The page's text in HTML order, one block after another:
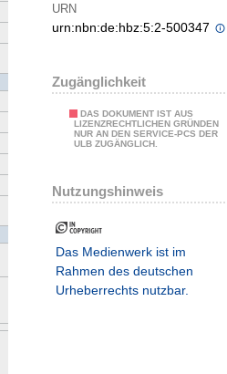
URN
urn:nbn:de:hbz:5:2-500347
Zugänglichkeit
DAS DOKUMENT IST AUS
LIZENZRECHTLICHEN GRÜNDEN
NUR AN DEN SERVICE-PCS DER
ULB ZUGÄNGLICH.
Nutzungshinweis
Das Medienwerk ist im
Rahmen des deutschen
Urheberrechts nutzbar.